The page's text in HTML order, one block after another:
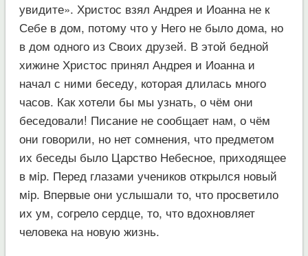
увидите». Христос взял Андрея и Иоанна не к
Себе в дом, потому что у Него не было дома, но
в дом одного из Своих друзей. В этой бедной
хижине Христос принял Андрея и Иоанна и
начал с ними беседу, которая длилась много
часов. Как хотели бы мы узнать, о чём они
беседовали! Писание не сообщает нам, о чём
они говорили, но нет сомнения, что предметом
их беседы было Царство Небесное, приходящее
в мiр. Перед глазами учеников открылся новый
мiр. Впервые они услышали то, что просветило
их ум, согрело сердце, то, что вдохновляет
человека на новую жизнь.